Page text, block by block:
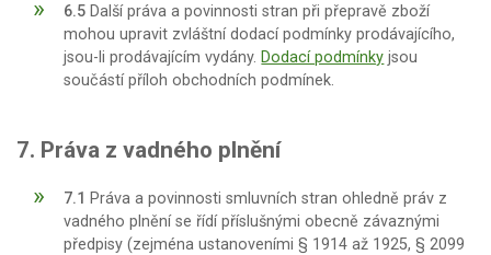
6.5 Další práva a povinnosti stran při přepravě zboží
mohou upravit zvláštní dodací podmínky prodávajícího,
jsou-li prodávajícím vydány. Dodací podmínky jsou
součástí příloh obchodních podmínek.
7. Práva z vadného plnění
7.1 Práva a povinnosti smluvních stran ohledně práv z
vadného plnění se řídí příslušnými obecně závaznými
předpisy (zejména ustanoveními § 1914 až 1925, § 2099